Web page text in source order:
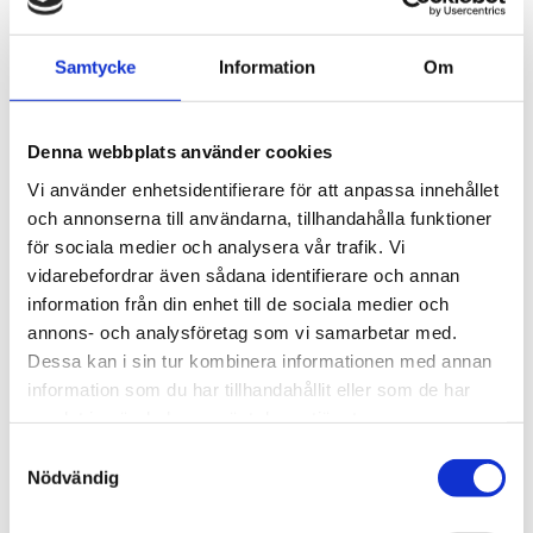
Samtycke Information Om
Denna webbplats använder cookies
Vi använder enhetsidentifierare för att anpassa innehållet
och annonserna till användarna, tillhandahålla funktioner
för sociala medier och analysera vår trafik. Vi
vidarebefordrar även sådana identifierare och annan
information från din enhet till de sociala medier och
annons- och analysföretag som vi samarbetar med.
Dessa kan i sin tur kombinera informationen med annan
information som du har tillhandahållit eller som de har
Nödvändig
THULE PRORIDE BLACK
Storsäljande
2 595 kr
THULE DOCKGLIDE
Horisontell kajakhållare
3 145
Lägg till i favoriter
POPULÄRAST!